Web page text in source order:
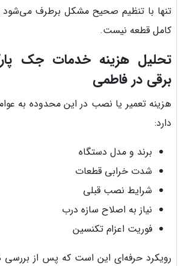
تنها با تنظیم صحیح مشکل برطرف می‌شود
کامل قطعه نیست.
تحلیل هزینه خدمات جک
برقی در فاطمی
هزینه تعمیر یا نصب در این محدوده به
دارد:
برند و مدل دستگاه
شدت خرابی قطعات
شرایط نصب قبلی
نیاز به اصلاح سازه درب
فوریت اعزام تکنسین
رویکرد حرفه‌ای این است که پس از بررسی